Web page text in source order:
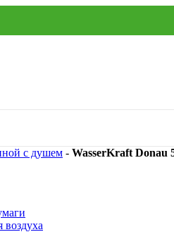
воздуха
с душем - WasserKraft Donau